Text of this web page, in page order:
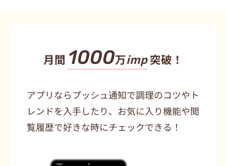
月間 1000万imp突破！
アプリならプッシュ通知で調理のコツやト
レンドを入手したり、お気に入り機能や閲
覧履歴で好きな時にチェックできる！